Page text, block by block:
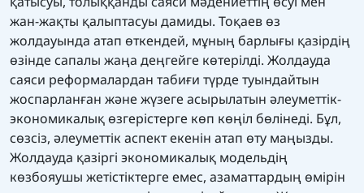
жан-жақты қалыптасуы дамиды. Тоқаев өз
жолдауында атап өткендей, мұның барлығы қазірдің
өзінде сапалы жаңа деңгейге көтерілді. Жолдауда
саяси реформалардан табиғи түрде туындайтын
жоспарланған және жүзеге асырылатын әлеуметтік-
экономикалық өзгерістерге көп көңіл бөлінеді. Бұл,
сөзсіз, әлеуметтік аспект екенін атап өту маңызды.
Жолдауда қазіргі экономикалық модельдің
көзбояушы жетістіктерге емес, азаматтардың өмірін